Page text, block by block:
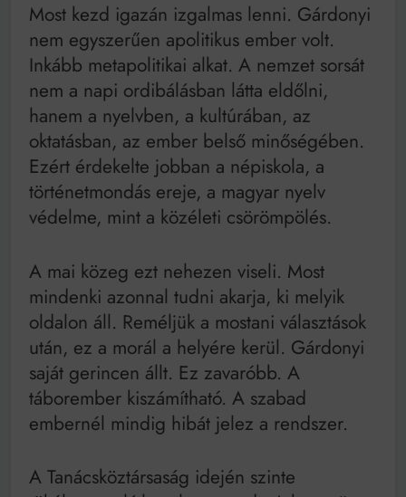
Most kezd igazán izgalmas lenni. Gárdonyi
nem egyszerűen apolitikus ember volt.
Inkább metapolitikai alkat. A nemzet sorsát
nem a napi ordibálásban látta eldőlni,
hanem a nyelvben, a kultúrában, az
oktatásban, az ember belső minőségében.
Ezért érdekelte jobban a népiskola, a
történetmondás ereje, a magyar nyelv
védelme, mint a közéleti csörömpölés.
A mai közeg ezt nehezen viseli. Most
mindenki azonnal tudni akarja, ki melyik
oldalon áll. Reméljük a mostani választások
után, ez a morál a helyére kerül. Gárdonyi
saját gerincen állt. Ez zavaróbb. A
táborember kiszámítható. A szabad
embernél mindig hibát jelez a rendszer.
A Tanácsköztársaság idején szinte